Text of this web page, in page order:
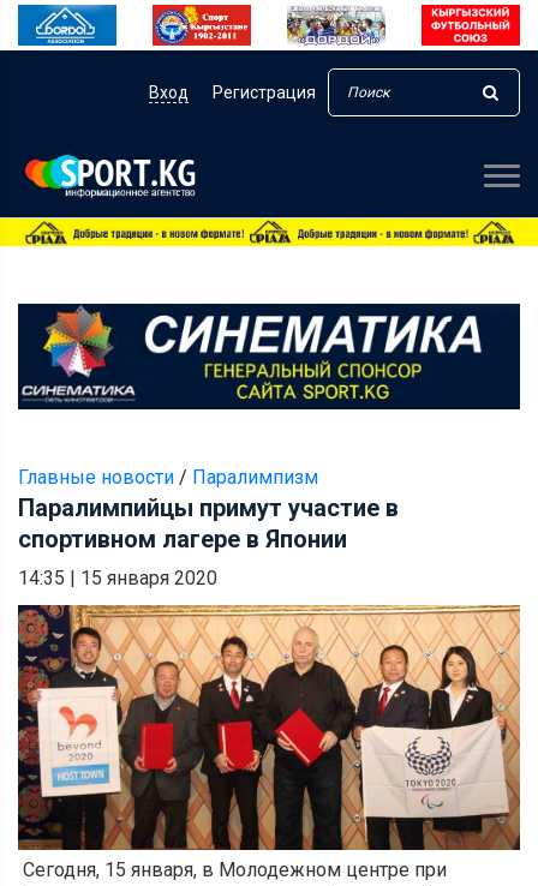
Вход Регистрация
Главные новости / Паралимпизм
Паралимпийцы примут участие в
спортивном лагере в Японии
14:35 | 15 января 2020
Сегодня, 15 января, в Молодежном центре при